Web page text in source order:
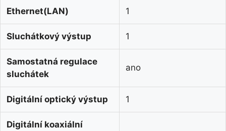
Ethernet(LAN) 1
Sluchátkový výstup 1
Samostatná regulace
sluchátek
ano
Digitální optický výstup 1
Digitální koaxiální